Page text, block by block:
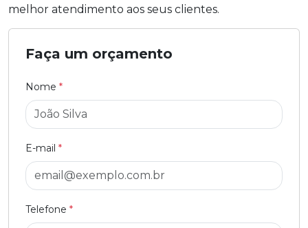
melhor atendimento aos seus clientes.
Faça um orçamento
Nome *
E-mail *
Telefone *